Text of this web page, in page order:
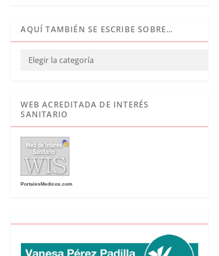
AQUÍ TAMBIÉN SE ESCRIBE SOBRE…
WEB ACREDITADA DE INTERÉS
SANITARIO
PortalesMedicos.com